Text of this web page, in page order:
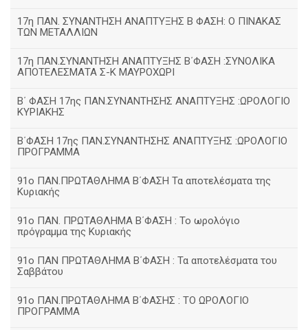
17η ΠΑΝ. ΣΥΝΑΝΤΗΣΗ ΑΝΑΠΤΥΞΗΣ Β ΦΑΣΗ: Ο ΠΙΝΑΚΑΣ
ΤΩΝ ΜΕΤΑΛΛΙΩΝ
17η ΠΑΝ.ΣΥΝΑΝΤΗΣΗ ΑΝΑΠΤΥΞΗΣ Β΄ΦΑΣΗ :ΣΥΝΟΛΙΚΑ
ΑΠΟΤΕΛΕΣΜΑΤΑ Σ-Κ ΜΑΥΡΟΧΩΡΙ
B΄ ΦΑΣΗ 17ης ΠΑΝ.ΣΥΝΑΝΤΗΣΗΣ ΑΝΑΠΤΥΞΗΣ :ΩΡΟΛΟΓΙΟ
ΚΥΡΙΑΚΗΣ
Β΄ΦΑΣΗ 17ης ΠΑΝ.ΣΥΝΑΝΤΗΣΗΣ ΑΝΑΠΤΥΞΗΣ :ΩΡΟΛΟΓΙΟ
ΠΡΟΓΡΑΜΜΑ
91ο ΠΑΝ.ΠΡΩΤΑΘΛΗΜΑ Β΄ΦΑΣΗ Τα αποτελέσματα της
Κυριακής
91ο ΠΑΝ. ΠΡΩΤΑΘΛΗΜΑ Β΄ΦΑΣΗ : Το ωρολόγιο
πρόγραμμα της Κυριακής
91ο ΠΑΝ ΠΡΩΤΑΘΛΗΜΑ Β΄ΦΑΣΗ : Τα αποτελέσματα του
Σαββάτου
91ο ΠΑΝ.ΠΡΩΤΑΘΛΗΜΑ Β΄ΦΑΣΗΣ : ΤΟ ΩΡΟΛΟΓΙΟ
ΠΡΟΓΡΑΜΜΑ